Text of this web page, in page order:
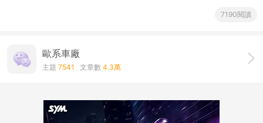
7190閱讀
歐系車廠
主題 7541 文章數 4.3萬